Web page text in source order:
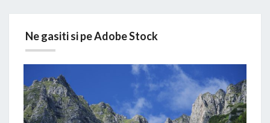
Ne gasiti si pe Adobe Stock